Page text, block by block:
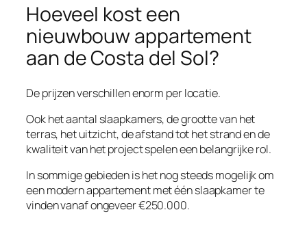
Hoeveel kost een
nieuwbouw appartement
aan de Costa del Sol?
De prijzen verschillen enorm per locatie.
Ook het aantal slaapkamers, de grootte van het
terras, het uitzicht, de afstand tot het strand en de
kwaliteit van het project spelen een belangrijke rol.
In sommige gebieden is het nog steeds mogelijk om
een modern appartement met één slaapkamer te
vinden vanaf ongeveer €250.000.